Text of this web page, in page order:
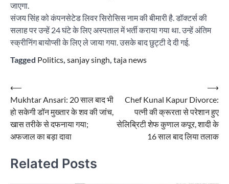
जाएगा.
संजय सिंह को कंपनसेटेड लिवर सिरोसिस नाम की बीमारी है. डॉक्टर्स की
सलाह पर उन्हें 24 घंटे के लिए अस्पताल में भर्ती कराया गया था. उन्हें अंतिम
स्क्रीनिंग बायोप्सी के लिए ले जाया गया. उसके बाद छुट्टी दे दी गई.
Tagged Politics, sanjay singh, taja news
Post
navigation
⟵
Mukhtar Ansari: 20 साल बाद भी
हो सकेगी डॉन मुख्तार के शव की जांच,
खास तरीके से दफनाया गया;
अफजाल का बड़ा दावा
Chef Kunal Kapur Divorce:
पत्नी की क्रूरता से परेशान हुए
सेलिब्रिटी शेफ कुणाल कपूर, शादी के
16 साल बाद लिया तलाक
⟶
Related Posts